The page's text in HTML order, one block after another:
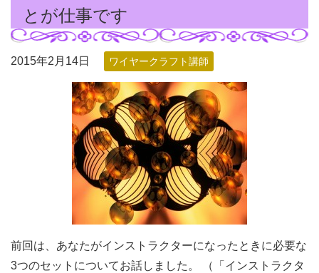
とが仕事です
2015年2月14日 ワイヤークラフト講師
前回は、あなたがインストラクターになったときに必要な
3つのセットについてお話しました。 （「インストラクタ